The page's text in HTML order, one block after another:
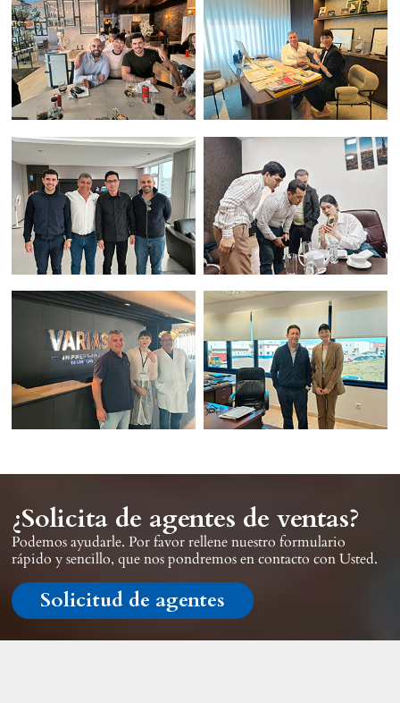
¿Solicita de agentes de ventas?
Podemos ayudarle. Por favor rellene nuestro formulario
rápido y sencillo, que nos pondremos en contacto con Usted.
Solicitud de agentes